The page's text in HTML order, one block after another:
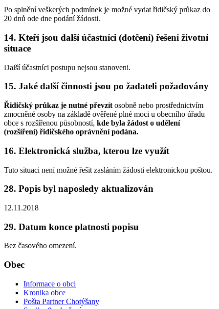
Po splnění veškerých podmínek je možné vydat řidičský průkaz do
20 dnů ode dne podání žádosti.
14. Kteří jsou další účastníci (dotčení) řešení životní
situace
Další účastníci postupu nejsou stanoveni.
15. Jaké další činnosti jsou po žadateli požadovány
Řidičský průkaz je nutné převzít osobně nebo prostřednictvím
zmocněné osoby na základě ověřené plné moci u obecního úřadu
obce s rozšířenou působností, kde byla žádost o udělení
(rozšíření) řidičského oprávnění podána.
16. Elektronická služba, kterou lze využít
Tuto situaci není možné řešit zasláním žádosti elektronickou poštou.
28. Popis byl naposledy aktualizován
12.11.2018
29. Datum konce platnosti popisu
Bez časového omezení.
Obec
Informace o obci
Kronika obce
Pošta Partner Chotýšany